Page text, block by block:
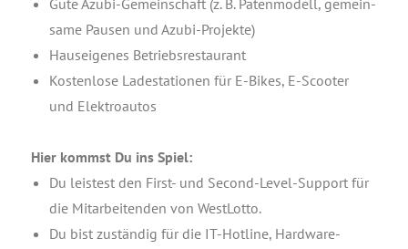
Gute Azu­bi-Gemein­schaft (z. B. Paten­mo­dell, gemein­
sa­me Pau­sen und Azubi-Projekte)
Haus­ei­ge­nes Betriebsrestaurant
Kos­ten­lo­se Lade­sta­tio­nen für E‑Bikes, E‑Scooter
und Elektroautos
Hier kommst Du ins Spiel:
Du leis­test den First- und Second-Level-Sup­port für
die Mit­ar­bei­ten­den von WestLotto.
Du bist zustän­dig für die IT-Hot­line, Hard­ware-